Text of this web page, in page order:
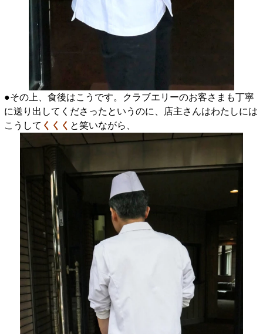
●その上、食後はこうです。クラブエリーのお客さまも丁寧
に送り出してくださったというのに、店主さんはわたしには
こうして くくく と笑いながら、